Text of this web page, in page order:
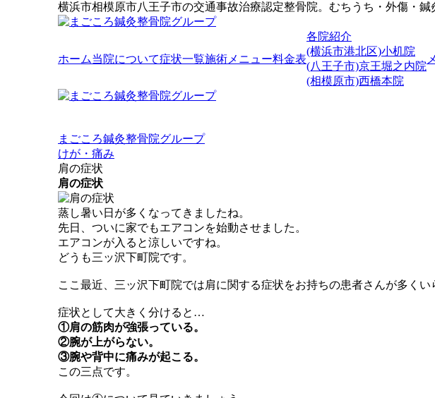
横浜市相模原市八王子市の交通事故治療認定整骨院。むちうち・外傷・
ホーム当院について症状一覧施術メニュー料金表
各院紹介
(横浜市港北区)小机院
(八王子市)京王堀之内院
(相模原市)西橋本院
まごころ鍼灸整骨院グループ
けが・痛み
肩の症状
肩の症状
蒸し暑い日が多くなってきましたね。
先日、ついに家でもエアコンを始動させました。
エアコンが入ると涼しいですね。
どうも三ッ沢下町院です。
ここ最近、三ッ沢下町院では肩に関する症状をお持ちの患者さんが多くい
症状として大きく分けると…
①肩の筋肉が強張っている。
②腕が上がらない。
③腕や背中に痛みが起こる。
この三点です。